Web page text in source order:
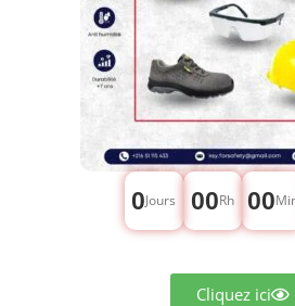
0Jours 00Rh 00
Cliquez ici